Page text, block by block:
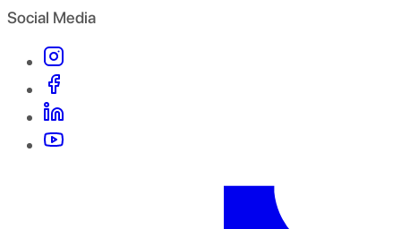
Social Media